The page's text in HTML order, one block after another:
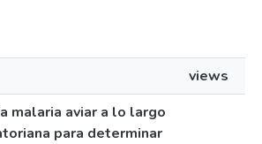
views
malaria aviar a lo largo
para determinar